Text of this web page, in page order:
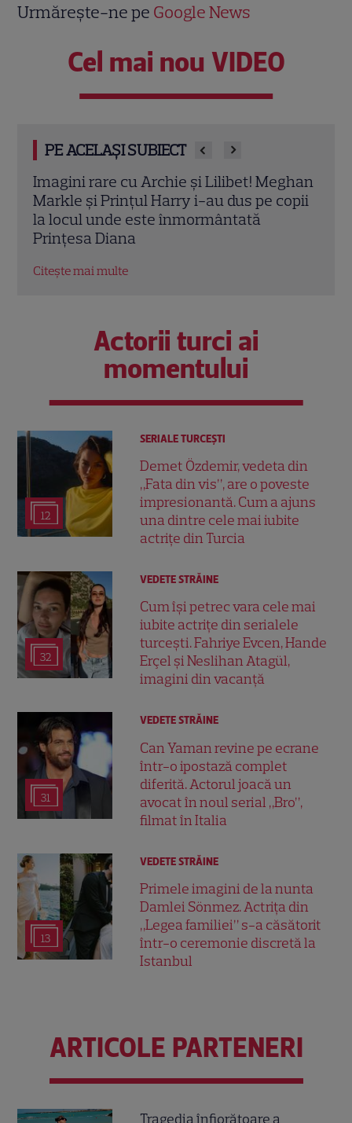
Urmărește-ne pe Google News
Cel mai nou VIDEO
PE ACELAȘI SUBIECT
Imagini rare cu Archie și Lilibet! Meghan
Markle și Prințul Harry i-au dus pe copii
la locul unde este înmormântată
Prințesa Diana
Citește mai multe
Actorii turci ai
momentului
12
SERIALE TURCEŞTI
Demet Özdemir, vedeta din
„Fata din vis”, are o poveste
impresionantă. Cum a ajuns
una dintre cele mai iubite
actrițe din Turcia
32
VEDETE STRĂINE
Cum își petrec vara cele mai
iubite actrițe din serialele
turcești. Fahriye Evcen, Hande
Erçel și Neslihan Atagül,
imagini din vacanță
31
VEDETE STRĂINE
Can Yaman revine pe ecrane
într-o ipostază complet
diferită. Actorul joacă un
avocat în noul serial „Bro”,
filmat în Italia
13
VEDETE STRĂINE
Primele imagini de la nunta
Damlei Sönmez. Actrița din
„Legea familiei” s-a căsătorit
într-o ceremonie discretă la
Istanbul
ARTICOLE PARTENERI
Tragedia înfiorătoare a